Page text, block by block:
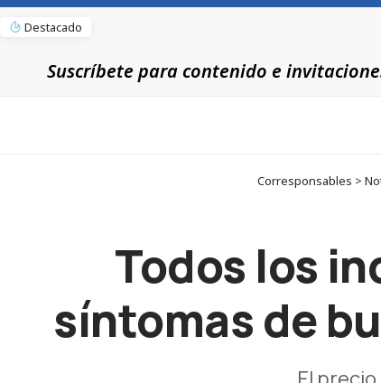
Destacado
Suscríbete para contenido e
Corresponsables >
Todos los
síntomas de